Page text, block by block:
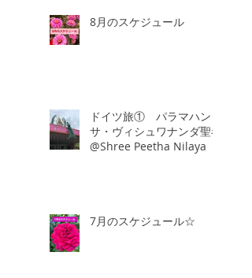
8月のスケジュール
ドイツ旅① パラマハン
サ・ヴィシュワナンダ聖者
@Shree Peetha Nilaya
7月のスケジュール☆